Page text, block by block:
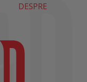
DESPRE